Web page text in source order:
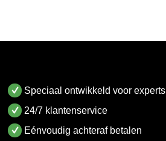
Speciaal ontwikkeld voor experts
24/7 klantenservice
Eénvoudig achteraf betalen